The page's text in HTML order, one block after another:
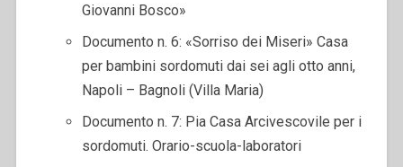
Giovanni Bosco»
Documento n. 6: «Sorriso dei Miseri» Casa
per bambini sordomuti dai sei agli otto anni,
Napoli – Bagnoli (Villa Maria)
Documento n. 7: Pia Casa Arcivescovile per i
sordomuti. Orario-scuola-laboratori